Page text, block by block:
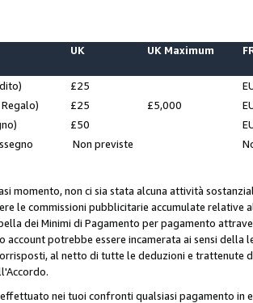
UK UK Maximum
£25
£25 £5,000
£50
Non previste
momento, non ci sia stata alcuna attività
le commissioni pubblicitarie accumulate
dei Minimi di Pagamento per pagamento
account potrebbe essere incamerata ai sensi
al netto di tutte le deduzioni e trattenute
nei tuoi confronti qualsiasi pagamento in